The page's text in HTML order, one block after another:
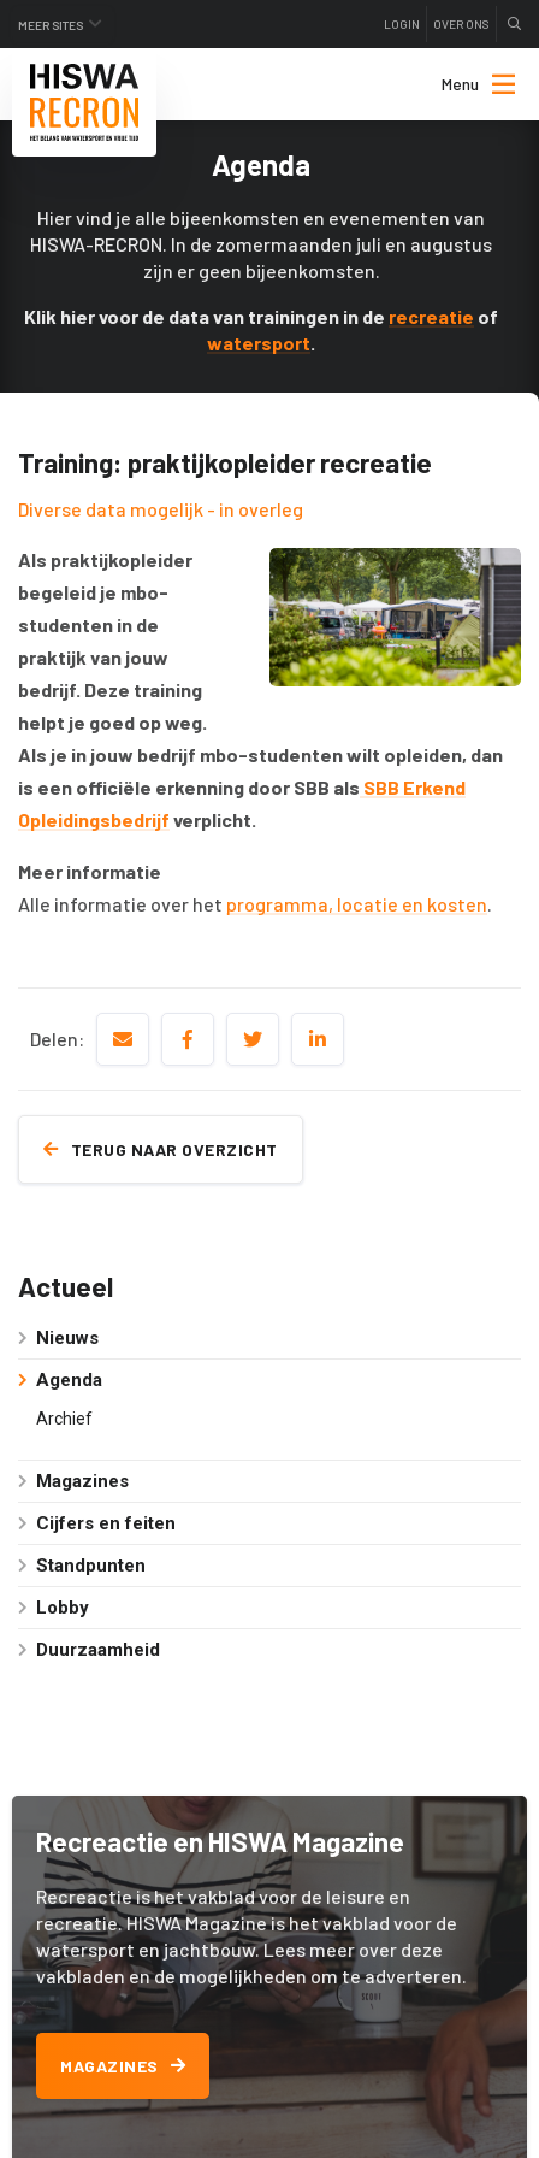
MEER SITES LOGIN OVER ONS
Menu
Agenda
Hier vind je alle bijeenkomsten en evenementen van
HISWA-RECRON. In de zomermaanden juli en augustus
zijn er geen bijeenkomsten.
Klik hier voor de data van trainingen in de recreatie of
watersport.
Training: praktijkopleider recreatie
Diverse data mogelijk - in overleg
Als praktijkopleider
begeleid je mbo-
studenten in de
praktijk van jouw
bedrijf. Deze training
helpt je goed op weg.
Als je in jouw bedrijf mbo-studenten wilt opleiden, dan
is een officiële erkenning door SBB als SBB Erkend
Opleidingsbedrijf verplicht.
Meer informatie
Alle informatie over het programma, locatie en kosten.
Delen:
TERUG NAAR OVERZICHT
Actueel
Nieuws
Agenda
Archief
Magazines
Cijfers en feiten
Standpunten
Lobby
Duurzaamheid
Recreactie en HISWA Magazine
Recreactie is het vakblad voor de leisure en
recreatie. HISWA Magazine is het vakblad voor de
watersport en jachtbouw. Lees meer over deze
vakbladen en de mogelijkheden om te adverteren.
MAGAZINES